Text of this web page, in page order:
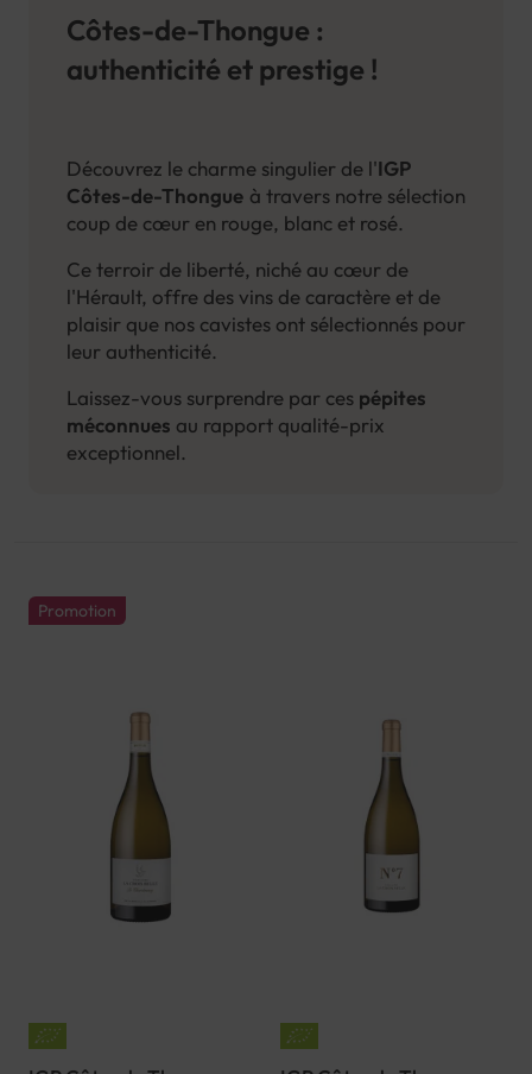
Côtes-de-Thongue :
authenticité et prestige !
Découvrez le charme singulier de l'IGP
Côtes-de-Thongue à travers notre sélection
coup de cœur en rouge, blanc et rosé.
Ce terroir de liberté, niché au cœur de
l'Hérault, offre des vins de caractère et de
plaisir que nos cavistes ont sélectionnés pour
leur authenticité.
Laissez-vous surprendre par ces pépites
méconnues au rapport qualité-prix
exceptionnel.
Promotion